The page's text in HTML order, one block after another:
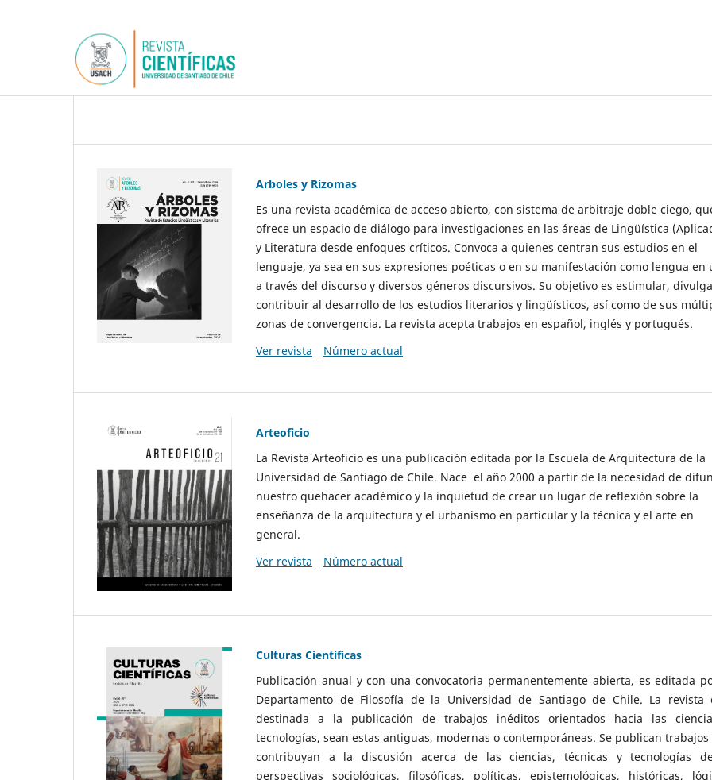
Arboles y Rizomas
Es una revista académica de acceso abierto, con sistema de arbitraje doble ciego,
ofrece un espacio de diálogo para investigaciones en las áreas de Lingüística
y Literatura desde enfoques críticos. Convoca a quienes centran sus estudios en el
lenguaje, ya sea en sus expresiones poéticas o en su manifestación como lengua en
a través del discurso y diversos géneros discursivos. Su objetivo es estimular,
contribuir al desarrollo de los estudios literarios y lingüísticos, así como de sus
zonas de convergencia. La revista acepta trabajos en español, inglés y portugués.
Ver revista
Número actual
Arteoficio
La Revista Arteoficio es una publicación editada por la Escuela de Arquitectura de la
Universidad de Santiago de Chile. Nace el año 2000 a partir de la necesidad de
nuestro quehacer académico y la inquietud de crear un lugar de reflexión sobre la
enseñanza de la arquitectura y el urbanismo en particular y la técnica y el arte en
general.
Ver revista
Número actual
Culturas Científicas
Publicación anual y con una convocatoria permanentemente abierta, es editada
Departamento de Filosofía de la Universidad de Santiago de Chile. La revista
destinada a la publicación de trabajos inéditos orientados hacia las
tecnologías, sean estas antiguas, modernas o contemporáneas. Se publican
contribuyan a la discusión acerca de las ciencias, técnicas y tecnologías
perspectivas sociológicas, filosóficas, políticas, epistemológicas, históricas,